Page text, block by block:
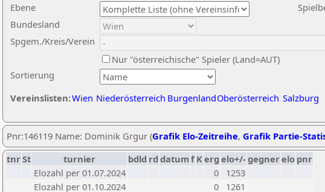
Ebene
Sortierung
Bundesland
Spgem./Kreis/Verein
Nur "österreichische" Spieler (Land=AUT)
Vereinslisten:Wien Niederösterreich BurgenlandOberösterreich Salzburg
Pnr:146119 Name: Dominik Grgur (Grafik Elo-Zeitreihe, Grafik Partie-
tnrSt turnier bdld rd datumf Kerg elo+/-gegnerelo pnr
Elozahl per 01.07.2024
0
1253
Elozahl per 01.10.2024
0
1261